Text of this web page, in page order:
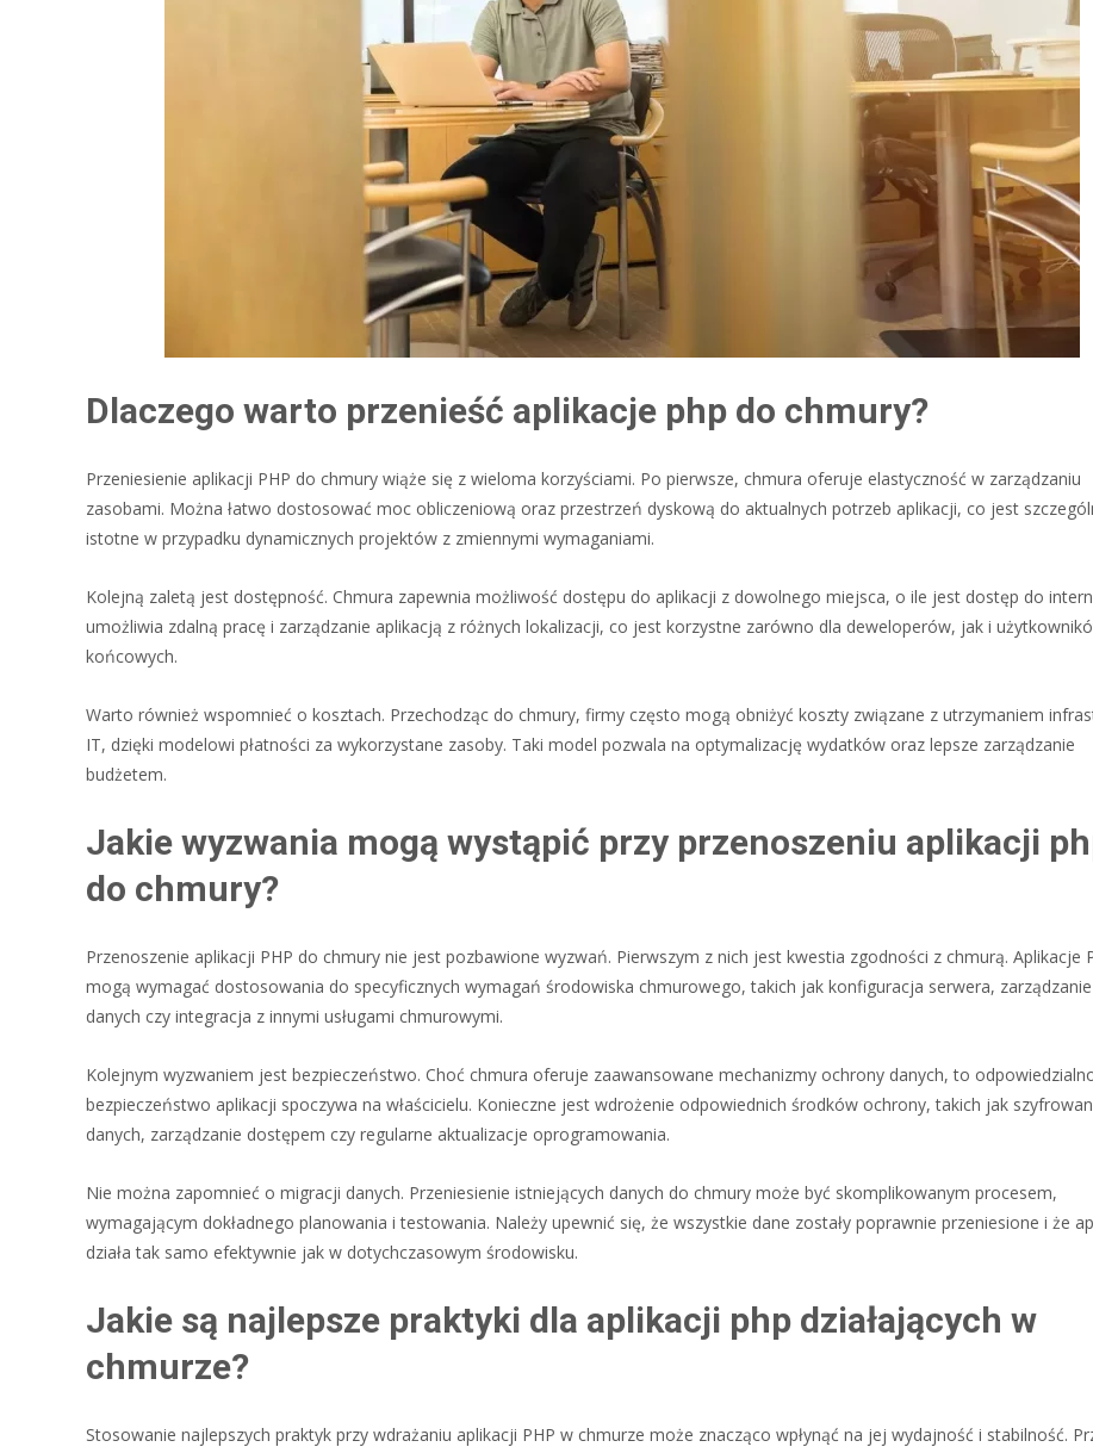
Dlaczego warto przenieść aplikacje php do chmury?
Przeniesienie aplikacji PHP do chmury wiąże się z wieloma korzyściami. Po pierwsze, chmura oferuje elastyczność w zarządzaniu
zasobami. Można łatwo dostosować moc obliczeniową oraz przestrzeń dyskową do aktualnych potrzeb aplikacji, co jest
istotne w przypadku dynamicznych projektów z zmiennymi wymaganiami.
Kolejną zaletą jest dostępność. Chmura zapewnia możliwość dostępu do aplikacji z dowolnego miejsca, o ile jest dostęp do
umożliwia zdalną pracę i zarządzanie aplikacją z różnych lokalizacji, co jest korzystne zarówno dla deweloperów, jak i
końcowych.
Warto również wspomnieć o kosztach. Przechodząc do chmury, firmy często mogą obniżyć koszty związane z utrzymaniem
IT, dzięki modelowi płatności za wykorzystane zasoby. Taki model pozwala na optymalizację wydatków oraz lepsze zarządzanie
budżetem.
Jakie wyzwania mogą wystąpić przy przenoszeniu aplikacji
do chmury?
Przenoszenie aplikacji PHP do chmury nie jest pozbawione wyzwań. Pierwszym z nich jest kwestia zgodności z chmurą. Aplikacje
mogą wymagać dostosowania do specyficznych wymagań środowiska chmurowego, takich jak konfiguracja serwera,
danych czy integracja z innymi usługami chmurowymi.
Kolejnym wyzwaniem jest bezpieczeństwo. Choć chmura oferuje zaawansowane mechanizmy ochrony danych, to
bezpieczeństwo aplikacji spoczywa na właścicielu. Konieczne jest wdrożenie odpowiednich środków ochrony, takich jak
danych, zarządzanie dostępem czy regularne aktualizacje oprogramowania.
Nie można zapomnieć o migracji danych. Przeniesienie istniejących danych do chmury może być skomplikowanym procesem,
wymagającym dokładnego planowania i testowania. Należy upewnić się, że wszystkie dane zostały poprawnie przeniesione i że
działa tak samo efektywnie jak w dotychczasowym środowisku.
Jakie są najlepsze praktyki dla aplikacji php działających w
chmurze?
Stosowanie najlepszych praktyk przy wdrażaniu aplikacji PHP w chmurze może znacząco wpłynąć na jej wydajność i stabilność.